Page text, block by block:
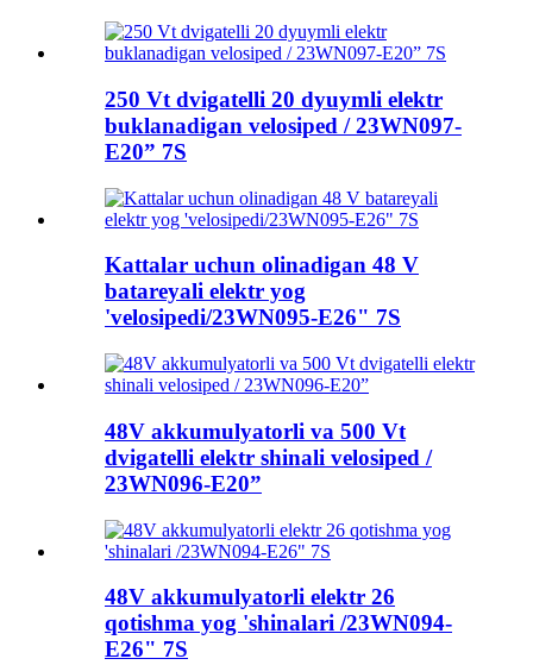
250 Vt dvigatelli 20 dyuymli elektr
buklanadigan velosiped / 23WN097-
E20” 7S
Kattalar uchun olinadigan 48 V
batareyali elektr yog
'velosipedi/23WN095-E26" 7S
48V akkumulyatorli va 500 Vt
dvigatelli elektr shinali velosiped /
23WN096-E20”
48V akkumulyatorli elektr 26
qotishma yog 'shinalari /23WN094-
E26" 7S